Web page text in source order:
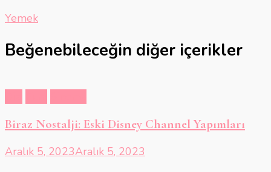
Yemek
Beğenebileceğin diğer içerikler
Biraz Nostalji: Eski Disney Channel Yapımları
Aralık 5, 2023Aralık 5, 2023